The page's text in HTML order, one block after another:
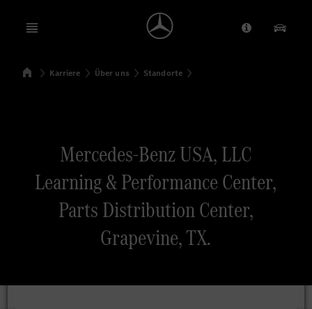
Open menu Anbieter/
SuchenStartseite
Karriere Über uns Standorte
Mercedes-Benz USA, LLC
Learning & Performance Center,
Parts Distribution Center,
Grapevine, TX.